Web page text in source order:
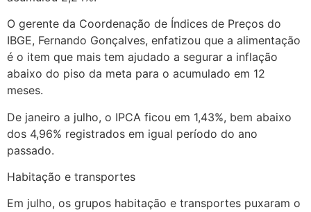
O gerente da Coordenação de Índices de Preços do
IBGE, Fernando Gonçalves, enfatizou que a alimentação
é o item que mais tem ajudado a segurar a inflação
abaixo do piso da meta para o acumulado em 12
meses.
De janeiro a julho, o IPCA ficou em 1,43%, bem abaixo
dos 4,96% registrados em igual período do ano
passado.
Habitação e transportes
Em julho, os grupos habitação e transportes puxaram o